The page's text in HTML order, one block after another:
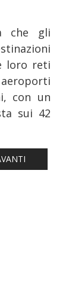
che gli
loro reti
con un
sui 42
DI